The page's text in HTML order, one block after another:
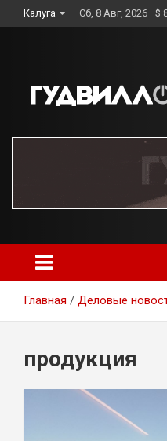
to
Калуга Сб, 8 Авг, 2026 $
Главная Деловые
продукция